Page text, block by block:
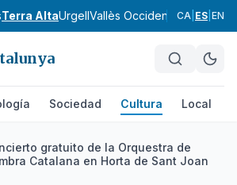
Terra AltaUrgellVallès OccidentalVallès
CA ES EN
Sociedad Cultura Local
gratuito de la Orquestra de
Catalana en Horta de Sant Joan